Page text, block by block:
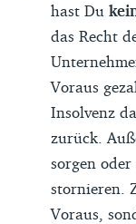
hast Du
das Recht
Voraus
Insolvenz
zurück.
sorgen
stornieren.
Voraus,